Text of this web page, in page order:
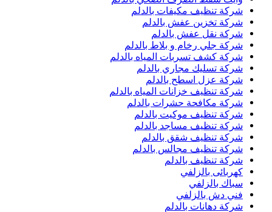
شركة تنظيف مكيفات بالدلم
شركة تخزين عفش بالدلم
شركة نقل عفش بالدلم
شركة جلي رخام و بلاط بالدلم
شركة كشف تسربات المياه بالدلم
شركة تسليك مجاري بالدلم
شركة عزل اسطح بالدلم
شركة تنظيف خزانات المياه بالدلم
شركة مكافحة حشرات بالدلم
شركة تنظيف موكيت بالدلم
شركة تنظيف مساجد بالدلم
شركة تنظيف شقق بالدلم
شركة تنظيف مجالس بالدلم
شركة تنظيف بالدلم
كهربائى بالزلفي
سباك بالزلفي
فني دش بالزلفي
شركة دهانات بالدلم